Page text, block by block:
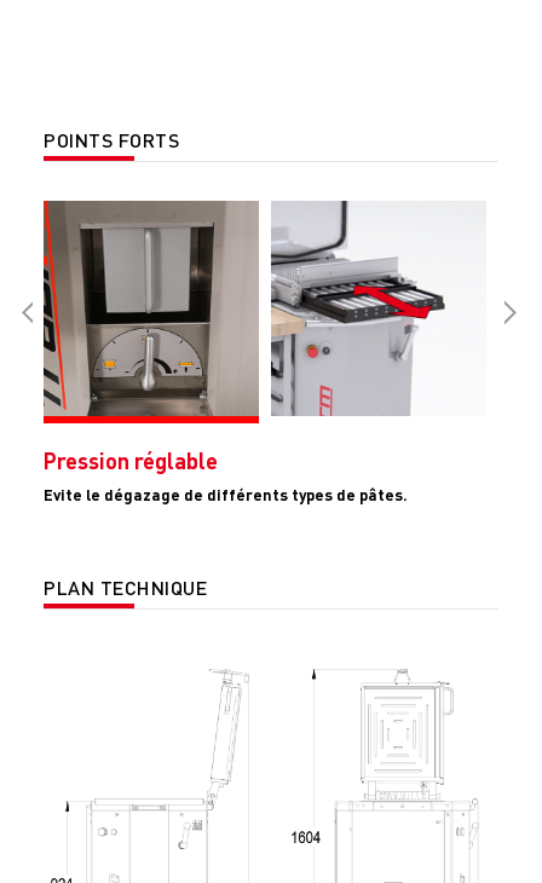
POINTS FORTS
Pression réglable
Evite le dégazage de différents types de pâtes.
PLAN TECHNIQUE